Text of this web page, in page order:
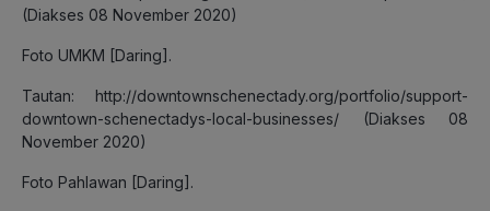
(Diakses 08 November 2020)
Foto UMKM [Daring].
Tautan: http://downtownschenectady.org/portfolio/support-
downtown-schenectadys-local-businesses/ (Diakses 08
November 2020)
Foto Pahlawan [Daring].